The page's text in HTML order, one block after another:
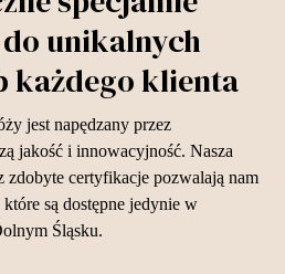
unikalnych
każdego klienta
jest napędzany przez
jakość i innowacyjność. Nasza
zdobyte certyfikacje pozwalają nam
są dostępne jedynie w
Śląsku.